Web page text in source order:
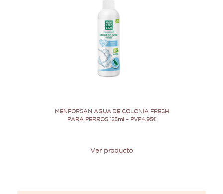
MENFORSAN AGUA DE COLONIA FRESH
PARA PERROS 125ml – PVP4.95€
Ver producto